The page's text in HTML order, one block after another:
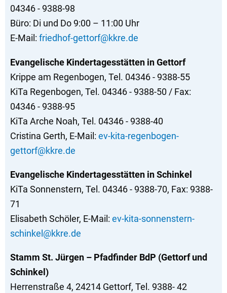
04346 - 9388-98
Büro: Di und Do 9:00 – 11:00 Uhr
E-Mail: friedhof-gettorf@kkre.de
Evangelische Kindertagesstätten in Gettorf
Krippe am Regenbogen, Tel. 04346 - 9388-55
KiTa Regenbogen, Tel. 04346 - 9388-50 / Fax:
04346 - 9388-95
KiTa Arche Noah, Tel. 04346 - 9388-40
Cristina Gerth, E-Mail: ev-kita-regenbogen-
gettorf@kkre.de
Evangelische Kindertagesstätten in Schinkel
KiTa Sonnenstern, Tel. 04346 - 9388-70, Fax: 9388-
71
Elisabeth Schöler, E-Mail: ev-kita-sonnenstern-
schinkel@kkre.de
Stamm St. Jürgen – Pfadfinder BdP (Gettorf und
Schinkel)
Herrenstraße 4, 24214 Gettorf, Tel. 9388- 42